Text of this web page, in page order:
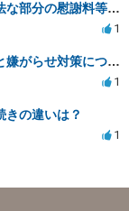
現職を退職するにあたって今までの不法な部分の慰謝料等は請求できるのか。
1
地位確認訴訟の勝訴後、復職条件交渉と嫌がらせ対策について
1
きの違いは？
1